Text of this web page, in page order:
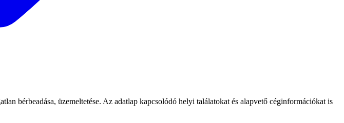
bérbeadása, üzemeltetése. Az adatlap kapcsolódó helyi találatokat és alapvető céginformációkat is